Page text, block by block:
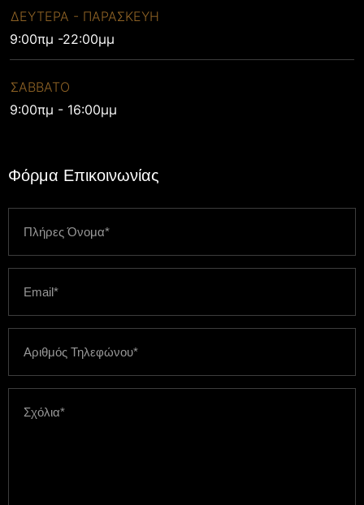
ΔΕΥΤΕΡΑ - ΠΑΡΑΣΚΕΥΗ
9:00πμ -22:00μμ
ΣΑΒΒΑΤΟ
9:00πμ - 16:00μμ
Φόρμα Επικοινωνίας